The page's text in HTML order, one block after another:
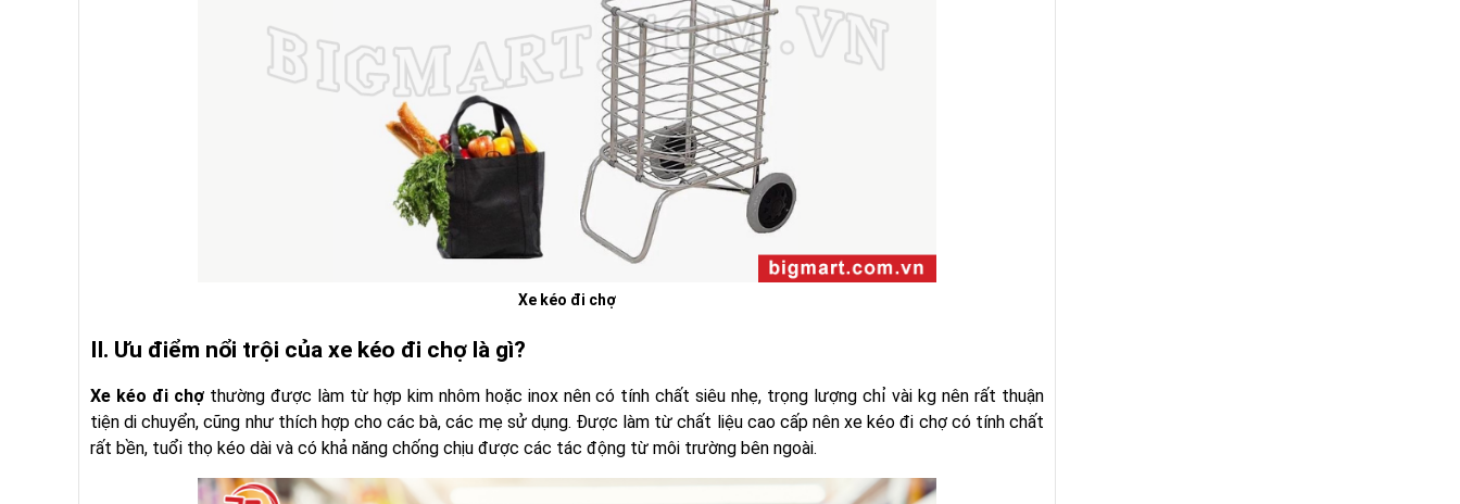
Xe kéo đi chợ
II. Ưu điểm nổi trội của xe kéo đi chợ là gì?
Xe kéo đi chợthường được làm từ hợp kim nhôm hoặc inox nên có tính chất siêu nhẹ, trọng lượng chỉ vài kg nên rất thuận
tiện di chuyển, cũng như thích hợp cho các bà, các mẹ sử dụng. Được làm từ chất liệu cao cấp nên xe kéo đi chợ có tính chất
rất bền, tuổi thọ kéo dài và có khả năng chống chịu được các tác động từ môi trường bên ngoài.